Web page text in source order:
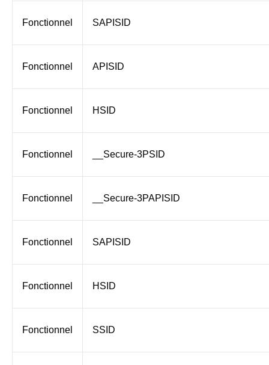
Fonctionnel SAPISID
Fonctionnel APISID
Fonctionnel HSID
Fonctionnel __Secure-3PSID
Fonctionnel __Secure-3PAPISID
Fonctionnel SAPISID
Fonctionnel HSID
Fonctionnel SSID